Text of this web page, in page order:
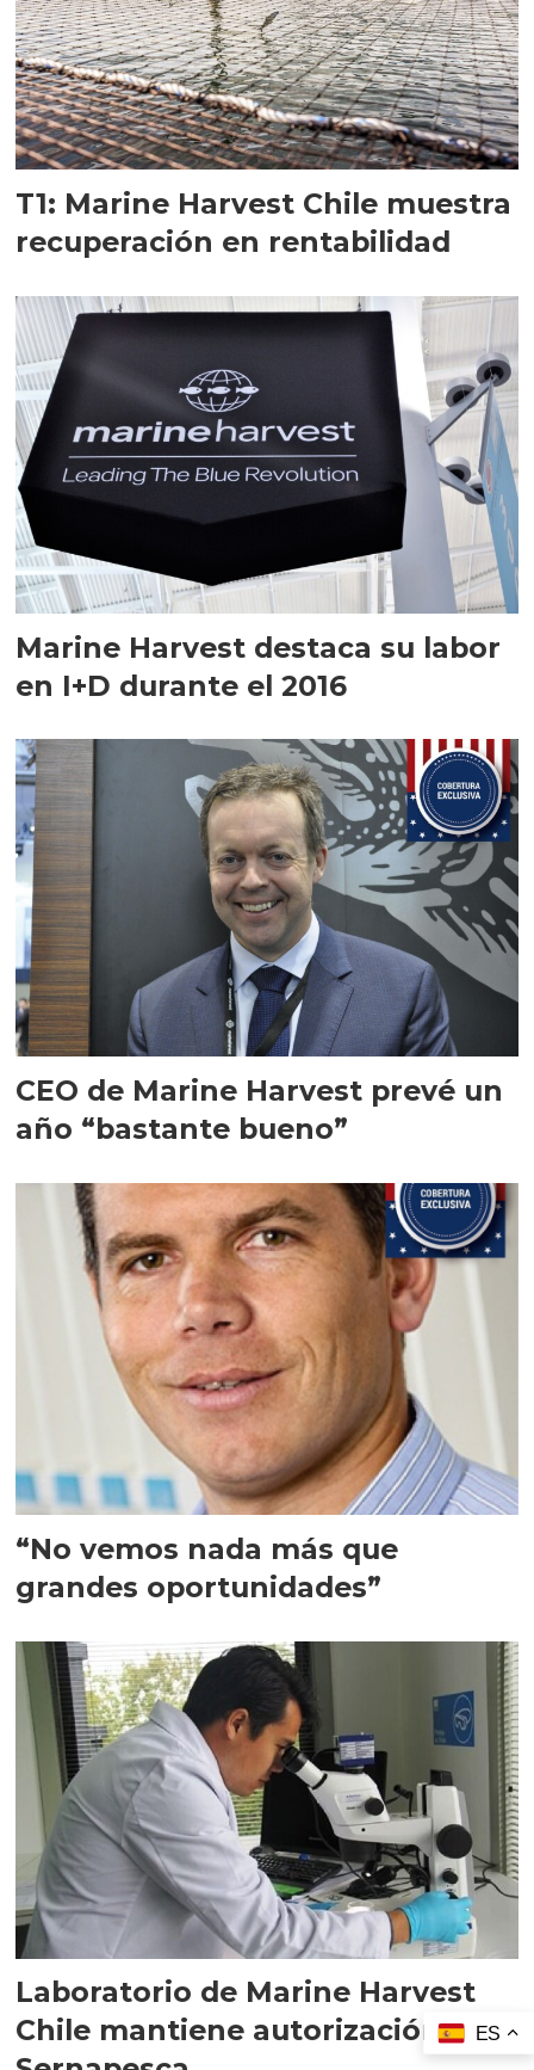
T1: Marine Harvest Chile muestra
recuperación en rentabilidad
Marine Harvest destaca su labor
en I+D durante el 2016
CEO de Marine Harvest prevé un
año “bastante bueno”
“No vemos nada más que
grandes oportunidades”
Laboratorio de Marine Harvest
Chile mantiene autorización deES